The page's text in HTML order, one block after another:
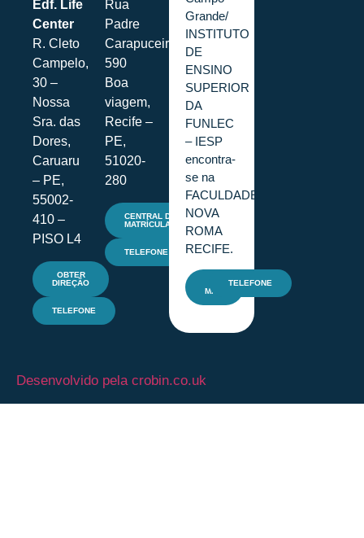
Edf. Life
Center
R. Cleto
Campelo,
30 –
Nossa
Sra. das
Dores,
Caruaru
– PE,
55002-
410 –
PISO L4
OBTER
DIREÇÃO
TELEFONE
Rua
Padre
Carapuceiro,
590
Boa
viagem,
Recife –
PE,
51020-
280
CENTRAL DE
MATRÍCULAS
TELEFONE
Grande/
INSTITUTO
DE
ENSINO
SUPERIOR
DA
FUNLEC
– IESP
encontra-
se na
FACULDADE
NOVA
ROMA
RECIFE.
MAIL
TELEFONE
Desenvolvido pela crobin.co.uk